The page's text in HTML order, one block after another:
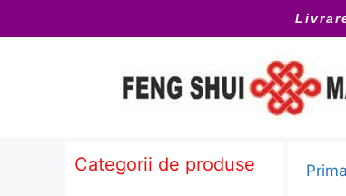
la
Categorii de produse